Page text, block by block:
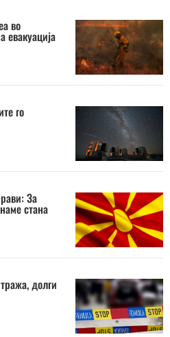
во
евакуација
го
За
стана
долги